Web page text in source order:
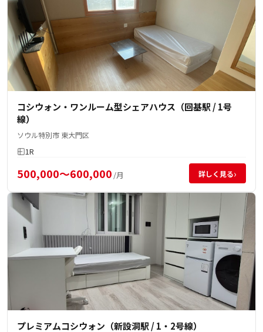
コシウォン・ワンルーム型シェアハウス（回基駅 / 1号
線）
ソウル特別市 東大門区
1R
500,000～600,000 /月 詳しく見る›
プレミアムコシウォン（新設洞駅 / 1・2号線）